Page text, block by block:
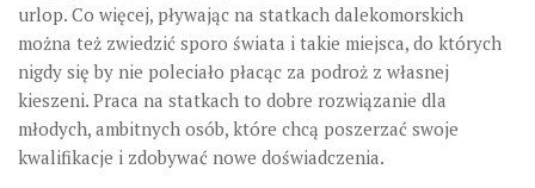
urlop. Co więcej, pływając na statkach dalekomorskich
można też zwiedzić sporo świata i takie miejsca, do których
nigdy się by nie poleciało płacąc za podroż z własnej
kieszeni. Praca na statkach to dobre rozwiązanie dla
młodych, ambitnych osób, które chcą poszerzać swoje
kwalifikacje i zdobywać nowe doświadczenia.